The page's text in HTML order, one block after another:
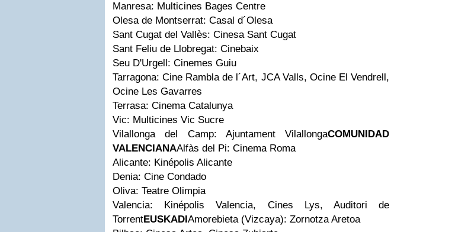
Manresa: Multicines Bages Centre
Olesa de Montserrat: Casal d´Olesa
Sant Cugat del Vallès: Cinesa Sant Cugat
Sant Feliu de Llobregat: Cinebaix
Seu D'Urgell: Cinemes Guiu
Tarragona: Cine Rambla de l´Art, JCA Valls, Ocine El Vendrell,
Ocine Les Gavarres
Terrasa: Cinema Catalunya
Vic: Multicines Vic Sucre
Vilallonga del Camp: Ajuntament VilallongaCOMUNIDAD
VALENCIANAAlfàs del Pi: Cinema Roma
Alicante: Kinépolis Alicante
Denia: Cine Condado
Oliva: Teatre Olimpia
Valencia: Kinépolis Valencia, Cines Lys, Auditori de
TorrentEUSKADIAmorebieta (Vizcaya): Zornotza Aretoa